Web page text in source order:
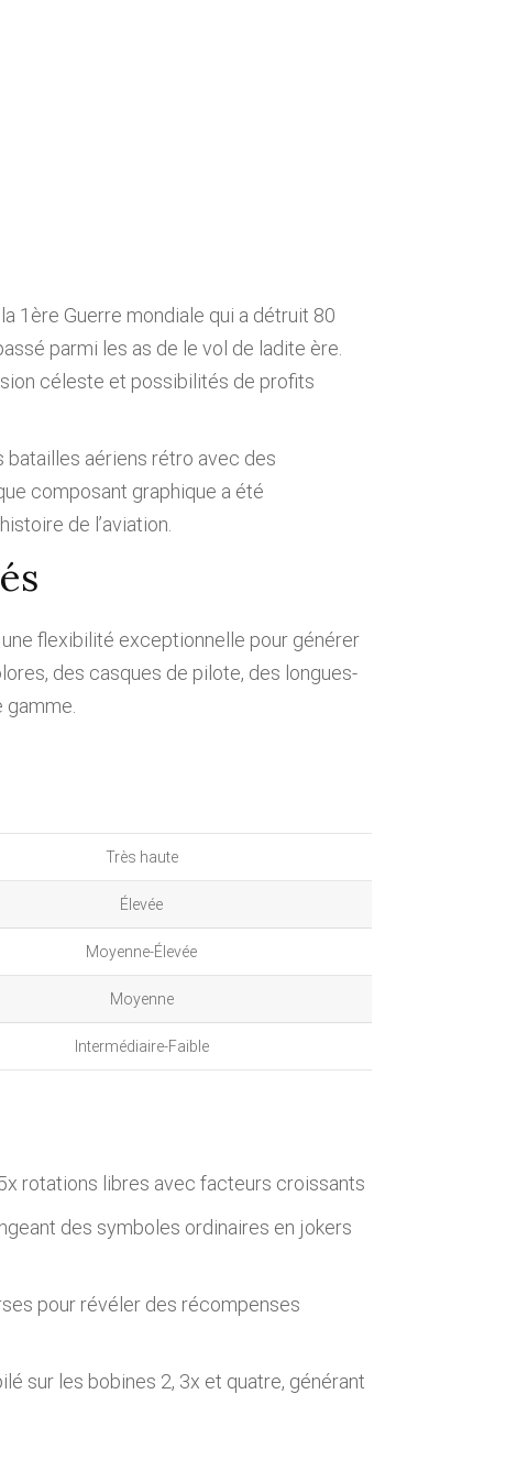
1ère Guerre mondiale qui a détruit 80
parmi les as de le vol de ladite ère.
céleste et possibilités de profits
batailles aériens rétro avec des
composant graphique a été
de l’aviation.
flexibilité exceptionnelle pour générer
des casques de pilote, des longues-
Très haute
Élevée
Moyenne-Élevée
Moyenne
Intermédiaire-Faible
rotations libres avec facteurs croissants
des symboles ordinaires en jokers
pour révéler des récompenses
sur les bobines 2, 3x et quatre, générant